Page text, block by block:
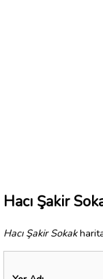
Hacı Şakir
Hacı Şakir Sokak